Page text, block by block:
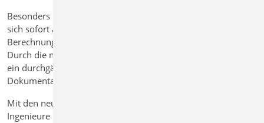
Besonders hilfreich: Änderungen im Strukturmodell wirken
sich sofort auf die Kombinationen aus. So bleiben alle
Berechnungen konsistent und aktuell.
Durch die nahtlose Integration mit der
ein durchgängiger Workflow von der Modellierung bis zur
Dokumentation – ohne doppelte Eingaben.
Mit den neuen
Ingenieure ihre Tragwerksplanung effizienter, sicherer und